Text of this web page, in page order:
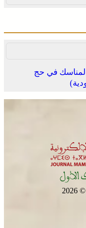
المناسك في حج